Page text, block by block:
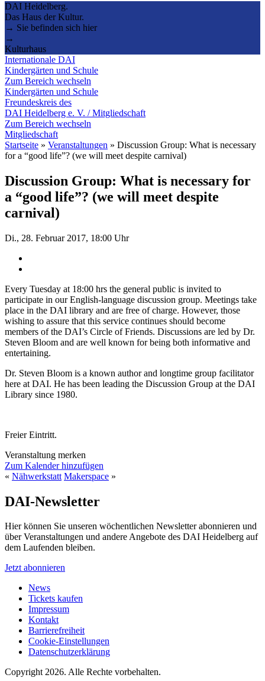
DAI Heidelberg.
Das Haus der Kultur.
→ Sie befinden sich hier
→
Kulturhaus
Internationale DAI
Kindergärten und Schule
Zum Bereich wechseln
Kindergärten und Schule
Freundeskreis des
DAI Heidelberg e. V. / Mitgliedschaft
Zum Bereich wechseln
Mitgliedschaft
Startseite » Veranstaltungen » Discussion Group: What is necessary
for a “good life”? (we will meet despite carnival)
Discussion Group: What is necessary for
a “good life”? (we will meet despite
carnival)
Di., 28. Februar 2017, 18:00 Uhr
Every Tuesday at 18:00 hrs the general public is invited to
participate in our English-language discussion group. Meetings take
place in the DAI library and are free of charge. However, those
wishing to assure that this service continues should become
members of the DAI’s Circle of Friends. Discussions are led by Dr.
Steven Bloom and are well known for being both informative and
entertaining.
Dr. Steven Bloom is a known author and longtime group facilitator
here at DAI. He has been leading the Discussion Group at the DAI
Library since 1980.
Freier Eintritt.
Veranstaltung merken
Zum Kalender hinzufügen
« Nähwerkstatt Makerspace »
DAI-Newsletter
Hier können Sie unseren wöchentlichen Newsletter abonnieren und
über Veranstaltungen und andere Angebote des DAI Heidelberg auf
dem Laufenden bleiben.
Jetzt abonnieren
News
Tickets kaufen
Impressum
Kontakt
Barrierefreiheit
Cookie-Einstellungen
Datenschutzerklärung
Copyright 2026. Alle Rechte vorbehalten.